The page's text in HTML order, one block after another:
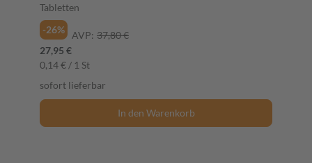
Tabletten
-26%
AVP: 37,80 €
27,95 €
0,14 € / 1 St
sofort lieferbar
In den Warenkorb